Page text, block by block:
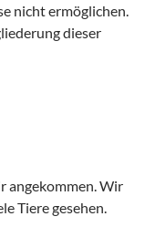
nicht ermöglichen.
dieser
angekommen. Wir
Tiere gesehen.